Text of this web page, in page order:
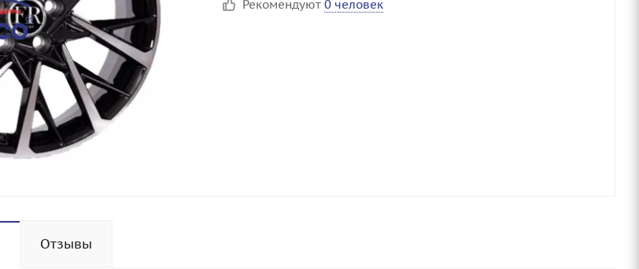
Рекомендуют 0 человек
Отзывы